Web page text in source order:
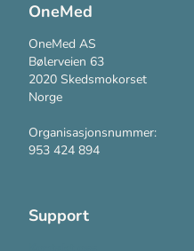
OneMed
OneMed AS
Bølerveien 63
2020 Skedsmokorset
Norge
Organisasjonsnummer:
953 424 894
Support